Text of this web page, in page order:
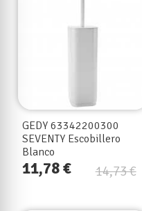
GEDY 63342200300
SEVENTY Escobillero
Blanco
14,73 €
11,78 €